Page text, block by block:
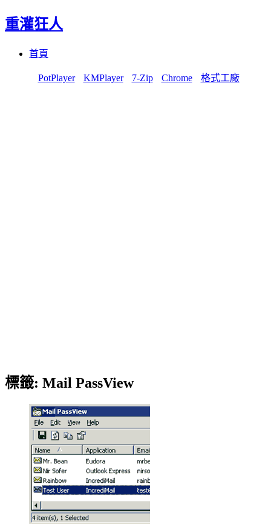
重灌狂人
首頁
PotPlayer KMPlayer 7-Zip Chrome 格式工廠
標籤: Mail PassView